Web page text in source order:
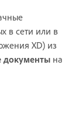
в сети или в
XD) из
документы на